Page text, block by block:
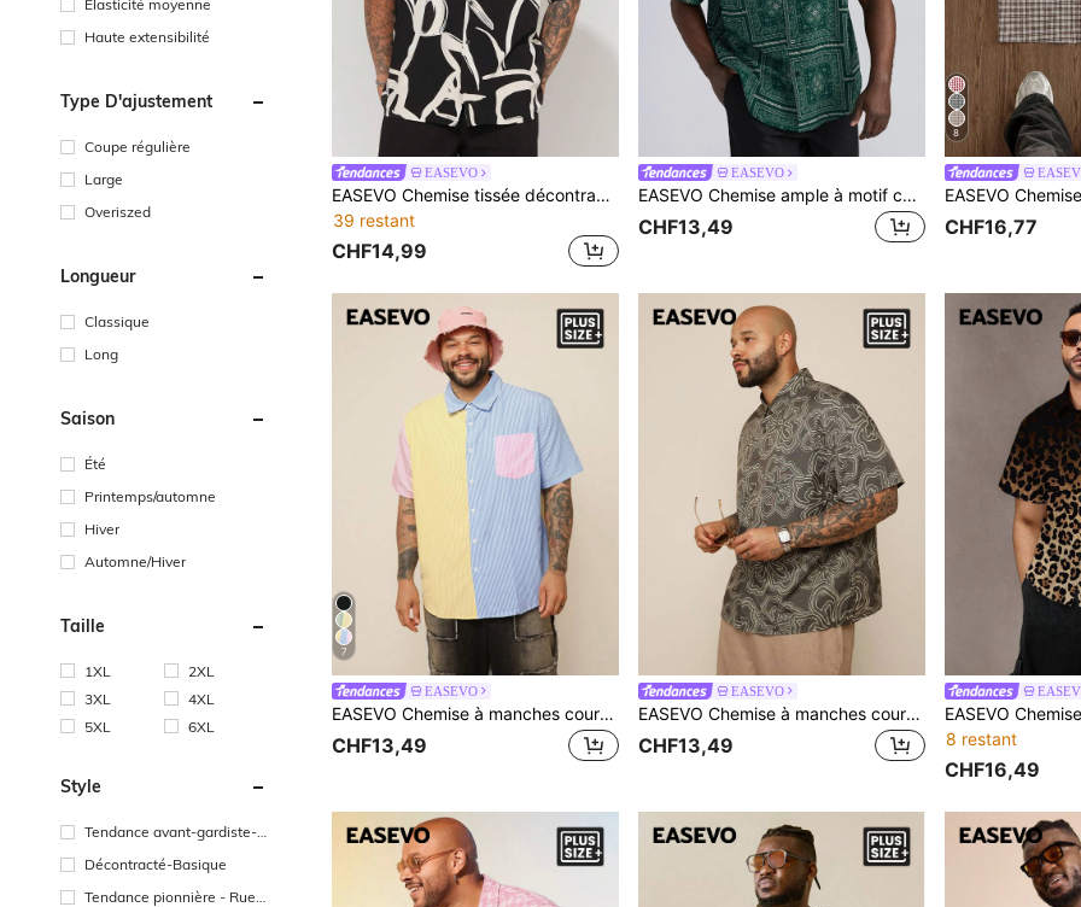
Élasticité moyenne
Haute extensibilité
Type D'ajustement
Coupe régulière
Large
Overiszed
Longueur
Classique
Long
Saison
Été
Printemps/automne
Hiver
Automne/Hiver
Taille
1XL
2XL
3XL
4XL
5XL
6XL
Style
Tendance avant-gardiste-s
treet casual
Décontracté-Basique
Tendance pionnière - Rue h
EASEVO
EASEVO Chemise tissée décontractée grande taille pour hommes, une pièce, avec épaules régulières et col rabattu, manches courtes, convient pour le port quotidien en été, chemise ample à boutons avec motif graphique pour les vacances, cadeaux pour la fête des pères
39 restant
CHF14,99
EASEVO
EASEVO Chemise ample à motif cachemire et foulard pour hommes de grande taille
CHF13,49
8
CHF16,77
7
EASEVO
EASEVO Chemise à manches courtes boutonnée ample à rayures multicolores tissée pour hommes grande taille, convient pour l'été, l'école, les vacances, les cadeaux de la fête des pères
CHF13,49
EASEVO
EASEVO Chemise à manches courtes tissée ample et décontractée pour hommes grande taille, convient pour l'été, les vacances, les cadeaux de la fête des pères
CHF13,49
8 restant
CHF16,49